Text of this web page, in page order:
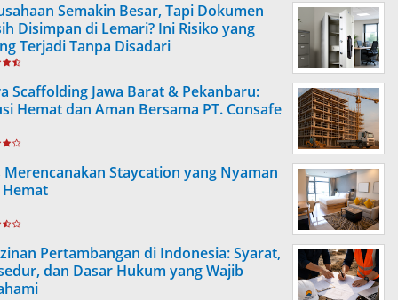
Semakin Besar, Tapi Dokumen
Disimpan di Lemari? Ini Risiko yang
Terjadi Tanpa Disadari
Scaffolding Jawa Barat & Pekanbaru:
Hemat dan Aman Bersama PT. Consafe
Merencanakan Staycation yang Nyaman
Pertambangan di Indonesia: Syarat,
dan Dasar Hukum yang Wajib